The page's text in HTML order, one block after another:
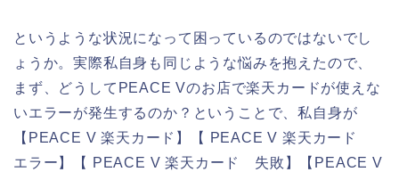
というような状況になって困っているのではないでし
ょうか。実際私自身も同じような悩みを抱えたので、
まず、どうしてPEACE Vのお店で楽天カードが使えな
いエラーが発生するのか？ということで、私自身が
【PEACE V 楽天カード】【 PEACE V 楽天カード
エラー】【 PEACE V 楽天カード 失敗】【PEACE V